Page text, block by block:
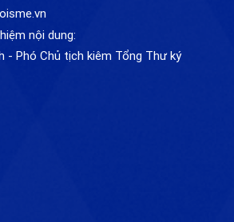
nội dung:
- Phó Chủ tịch kiêm Tổng Thư ký